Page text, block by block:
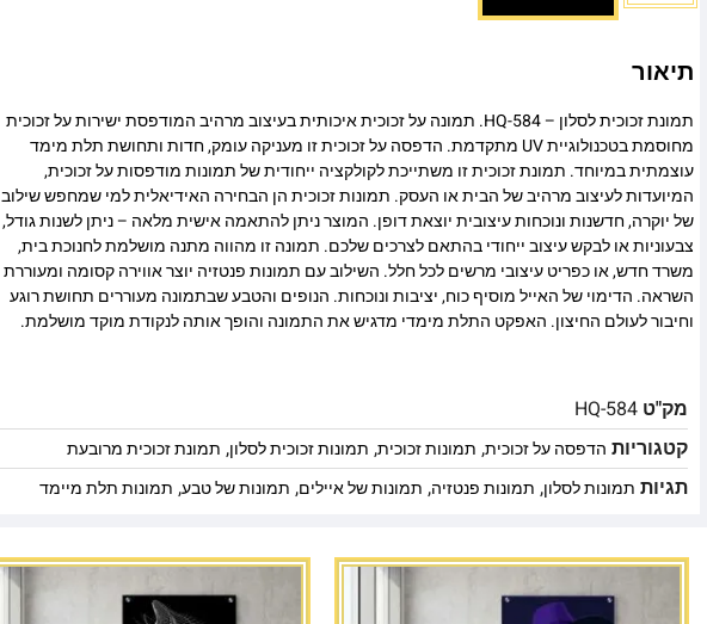
תיאור
תמונת זכוכית לסלון – HQ-584. תמונה על זכוכית איכותית בעיצוב מרהיב המודפסת ישירות על זכוכית
מחוסמת בטכנולוגיית UV מתקדמת. הדפסה על זכוכית זו מעניקה עומק, חדות ותחושת תלת מימד
עוצמתית במיוחד. תמונת זכוכית זו משתייכת לקולקציה ייחודית של תמונות מודפסות על זכוכית,
המיועדות לעיצוב מרהיב של הבית או העסק. תמונות זכוכית הן הבחירה האידיאלית למי שמחפש שילוב
של יוקרה, חדשנות ונוכחות עיצובית יוצאת דופן. המוצר ניתן להתאמה אישית מלאה – ניתן לשנות גודל,
צבעוניות או לבקש עיצוב ייחודי בהתאם לצרכים שלכם. תמונה זו מהווה מתנה מושלמת לחנוכת בית,
משרד חדש, או כפריט עיצובי מרשים לכל חלל. השילוב עם תמונות פנטזיה יוצר אווירה קסומה ומעוררת
השראה. הדימוי של האייל מוסיף כוח, יציבות ונוכחות. הנופים והטבע שבתמונה מעוררים תחושת רוגע
וחיבור לעולם החיצון. האפקט התלת מימדי מדגיש את התמונה והופך אותה לנקודת מוקד מושלמת.
מק"טHQ-584
קטגוריות הדפסה על זכוכית, תמונות זכוכית, תמונות זכוכית לסלון, תמונת זכוכית מרובעת
תגיות תמונות לסלון, תמונות פנטזיה, תמונות של איילים, תמונות של טבע, תמונות תלת מיימד